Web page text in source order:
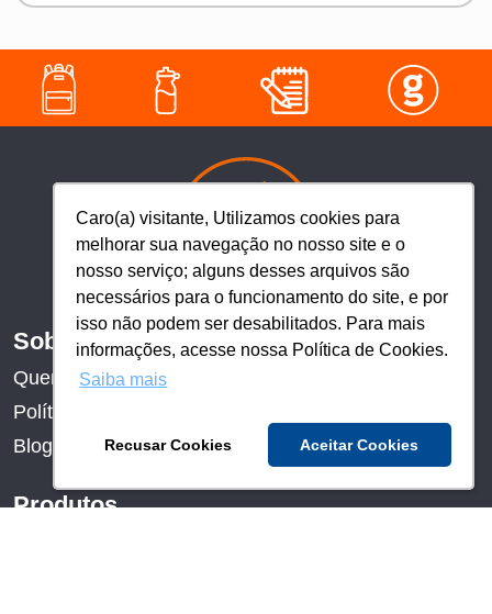
Caro(a) visitante, Utilizamos cookies para
melhorar sua navegação no nosso site e o
nosso serviço; alguns desses arquivos são
necessários para o funcionamento do site, e por
isso não podem ser desabilitados. Para mais
informações, acesse nossa Política de Cookies.
Saiba mais
Recusar Cookies Aceitar Cookies
Caro(a) visitante, Utilizamos cookies para
melhorar sua navegação no nosso site e o
nosso serviço; alguns desses arquivos são
necessários para o funcionamento do site, e por
isso não podem ser desabilitados. Para mais
informações, acesse nossa Política de Cookies.
Saiba mais
Recusar Cookies Aceitar Cookies
Sobre nós
Quem somos
Política de privacidade
Blog
Produtos